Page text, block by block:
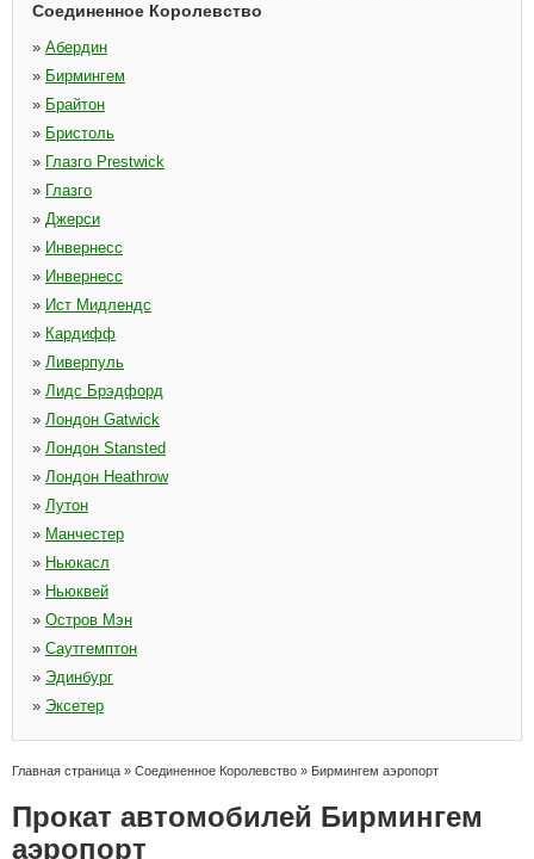
Соединенное Королевство
» Абердин
» Бирмингем
» Брайтон
» Бристоль
» Глазго Prestwick
» Глазго
» Джерси
» Инвернесс
» Инвернесс
» Ист Мидлендс
» Кардифф
» Ливерпуль
» Лидс Брэдфорд
» Лондон Gatwick
» Лондон Stansted
» Лондон Heathrow
» Лутон
» Манчестер
» Ньюкасл
» Ньюквей
» Остров Мэн
» Саутгемптон
» Эдинбург
» Эксетер
Главная страница » Соединенное Королевство » Бирмингем аэропорт
Прокат автомобилей Бирмингем
аэропорт